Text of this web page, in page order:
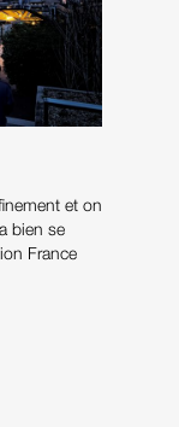
et on
bien se
France